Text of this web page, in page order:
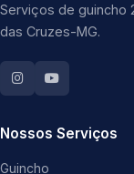
Serviços de guincho
das Cruzes-MG.
Nossos Serviços
Guincho